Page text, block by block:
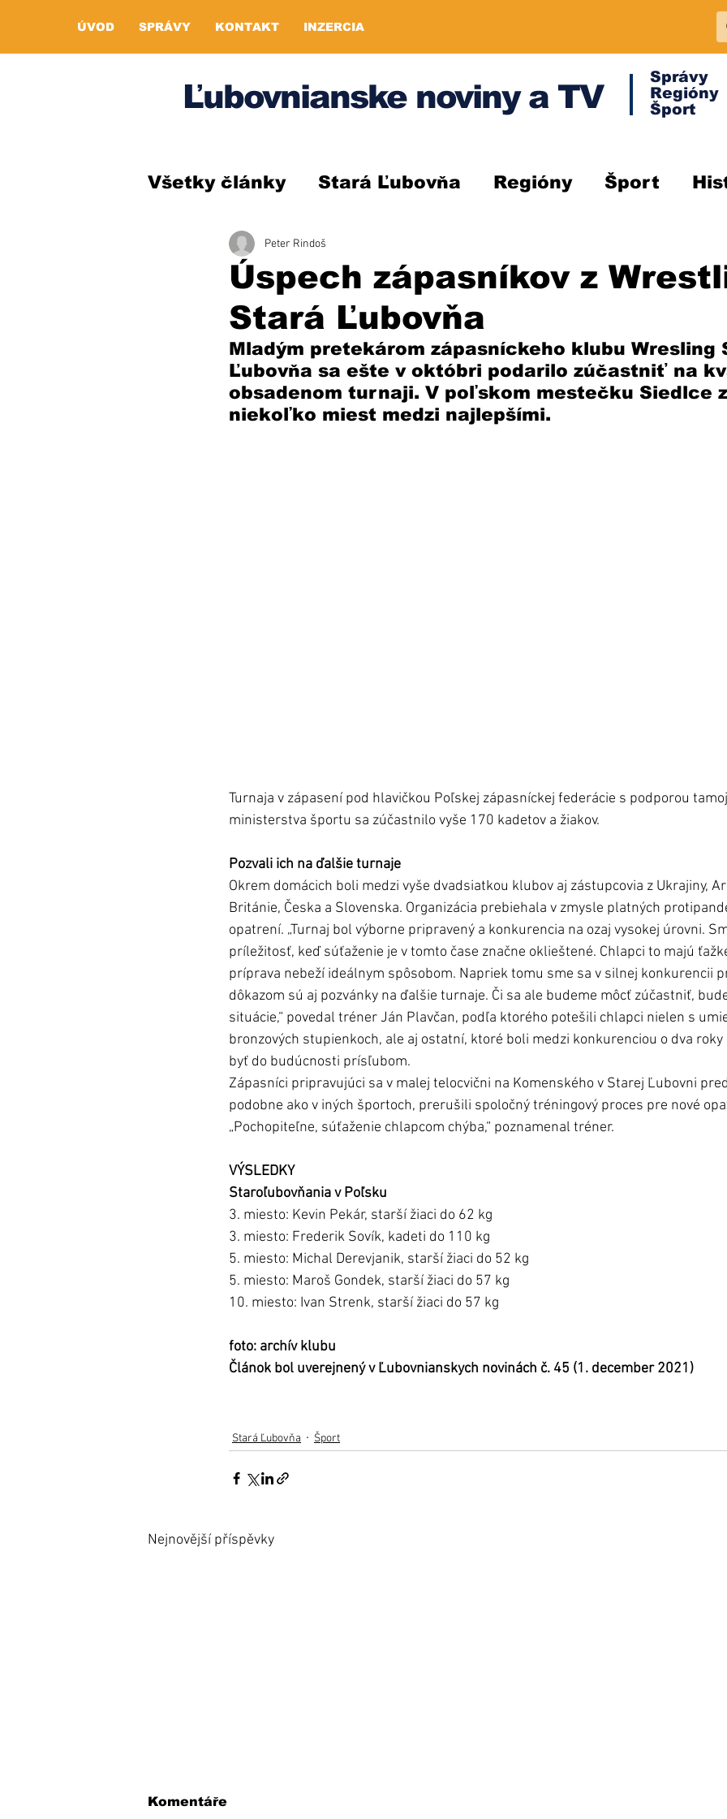
ÚVOD SPRÁVY KONTAKT INZERCIA
Ľubovnianske noviny a TV
Správy
Regióny
Šport
Všetky články Stará Ľubovňa Regióny Šport
Úspech zápasníkov z
Stará Ľubovňa
Peter Rindoš
Mladým pretekárom zápasníckeho klubu Wresling
Ľubovňa sa ešte v októbri podarilo zúčastniť na
obsadenom turnaji. V poľskom mestečku Siedlce
niekoľko miest medzi najlepšími.
Turnaja v zápasení pod hlavičkou Poľskej zápasníckej federácie s podporou
ministerstva športu sa zúčastnilo vyše 170 kadetov a žiakov.
Pozvali ich na ďalšie turnaje
Okrem domácich boli medzi vyše dvadsiatkou klubov aj zástupcovia z Ukrajiny,
Británie, Česka a Slovenska. Organizácia prebiehala v zmysle platných
opatrení. „Turnaj bol výborne pripravený a konkurencia na ozaj vysokej úrovni.
príležitosť, keď súťaženie je v tomto čase značne oklieštené. Chlapci to majú
príprava nebeží ideálnym spôsobom. Napriek tomu sme sa v silnej konkurencii
dôkazom sú aj pozvánky na ďalšie turnaje. Či sa ale budeme môcť zúčastniť,
situácie,“ povedal tréner Ján Plavčan, podľa ktorého potešili chlapci nielen s
bronzových stupienkoch, ale aj ostatní, ktoré boli medzi konkurenciou o dva roky
byť do budúcnosti prísľubom.
Zápasníci pripravujúci sa v malej telocvični na Komenského v Starej Ľubovni
podobne ako v iných športoch, prerušili spoločný tréningový proces pre nové
„Pochopiteľne, súťaženie chlapcom chýba,“ poznamenal tréner.
VÝSLEDKY
Staroľubovňania v Poľsku
3. miesto: Kevin Pekár, starší žiaci do 62 kg
3. miesto: Frederik Sovík, kadeti do 110 kg
5. miesto: Michal Derevjanik, starší žiaci do 52 kg
5. miesto: Maroš Gondek, starší žiaci do 57 kg
10. miesto: Ivan Strenk, starší žiaci do 57 kg
foto: archív klubu
Článok bol uverejnený v Ľubovnianskych novinách č. 45 (1. december 2021)
Stará Ľubovňa Šport
Nejnovější příspěvky
Komentáře